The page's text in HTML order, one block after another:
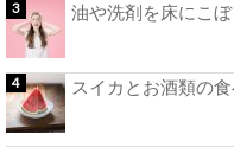
油や洗剤を床にこ
スイカとお酒類の